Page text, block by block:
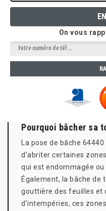
On vous
Pourquoi bâcher sa
La pose de bâche
d’abriter certaines
qui est endommagée ou
Également, la bâche de
gouttière des feuilles et
d’intempéries, ces